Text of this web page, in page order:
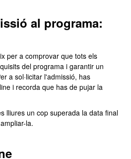
al programa:
per a comprovar que tots els
del programa i garantir un
a sol·licitar l'admissió, has
i recorda que has de pujar la
lliures un cop superada la data final
la.